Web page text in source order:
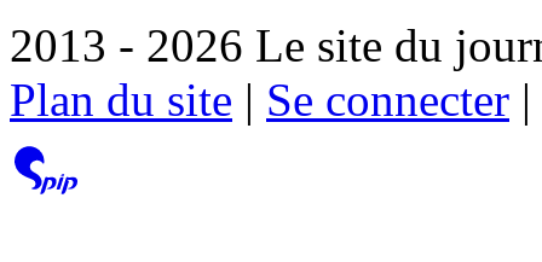
2013 - 2026 Le site du
Plan du site | Se connecter |